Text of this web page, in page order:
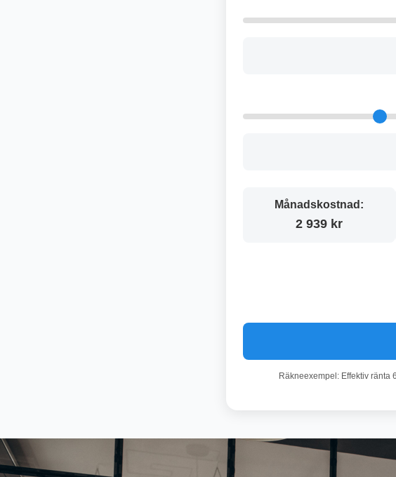
Månadskostnad:
2 939 kr
Räkneexempel: Effektiv ränta